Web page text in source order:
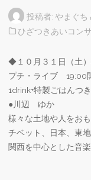
投稿者: やまぐち
ひざつきあいコン
◆１０月３１日（土
プチ・ライブ
1drink+特製ごはん
●川辺 ゆか
様々な土地や人をお
チベット、日本、東
関西を中心とした音